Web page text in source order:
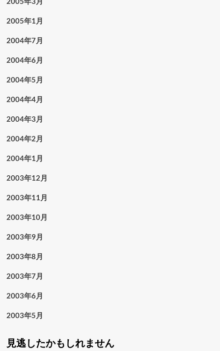
2005年1月
2004年7月
2004年6月
2004年5月
2004年4月
2004年3月
2004年2月
2004年1月
2003年12月
2003年11月
2003年10月
2003年9月
2003年8月
2003年7月
2003年6月
2003年5月
見逃したかもしれません